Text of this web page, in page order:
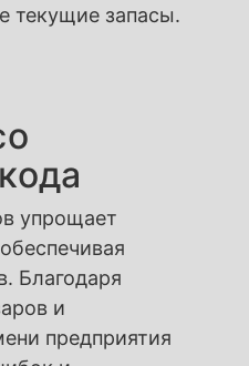
текущие запасы.
упрощает
Благодаря
и
предприятия